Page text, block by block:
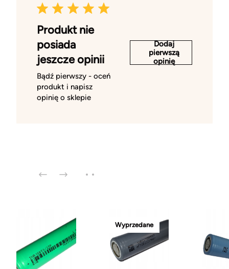
Produkt nie
posiada
jeszcze opinii
Bądź pierwszy - oceń
produkt i napisz
opinię o sklepie
Dodaj
pierwszą
opinię
Wyprzedane